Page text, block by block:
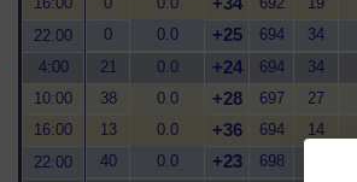
22:00
0 0.0 +25 694 34
4:00 21 0.0 +24 694 34
10:00
38 0.0 +28 697 27
16:00
13 0.0 +36 694 14
22:00
40 0.0 +23 698